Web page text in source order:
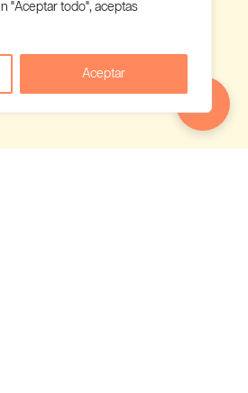
"Aceptar todo", aceptas
Aceptar